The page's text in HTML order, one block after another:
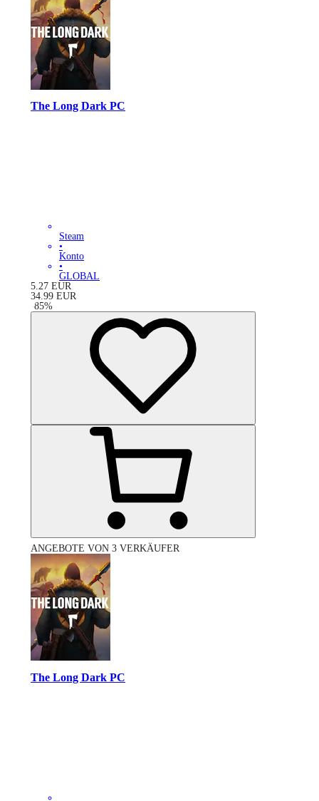
The Long Dark PC
Steam
•
Konto
•
GLOBAL
5.27 EUR
34.99 EUR
-85%
ANGEBOTE VON 3 VERKÄUFER
The Long Dark PC